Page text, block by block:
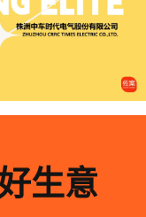
生意